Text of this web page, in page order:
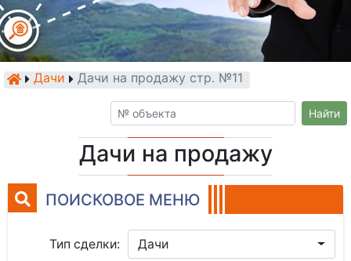
Дачи Дачи на продажу стр. №11
Найти
Дачи на продажу
ПОИСКОВОЕ МЕНЮ
Тип сделки: Дачи